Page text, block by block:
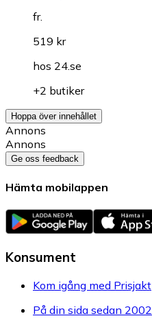
fr.
519 kr
hos 24.se
+2 butiker
Hoppa över innehållet
Annons
Annons
Ge oss feedback
Hämta mobilappen
Konsument
Kom igång med Prisjakt
På din sida sedan 2002